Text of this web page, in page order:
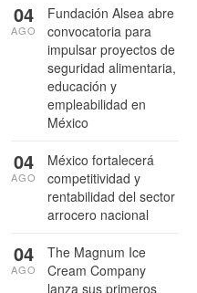
Fundación Alsea abre
convocatoria para
impulsar proyectos de
seguridad alimentaria,
educación y
empleabilidad en
México
04
AGO
México fortalecerá
competitividad y
rentabilidad del sector
arrocero nacional
04
AGO
The Magnum Ice
Cream Company
lanza sus primeros
04
AGO